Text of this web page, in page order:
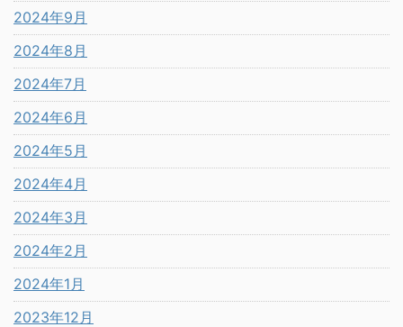
2024年9月
2024年8月
2024年7月
2024年6月
2024年5月
2024年4月
2024年3月
2024年2月
2024年1月
2023年12月